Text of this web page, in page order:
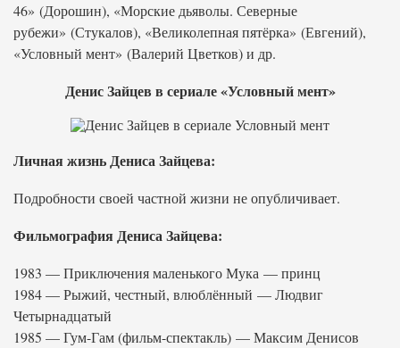
46» (Дорошин), «Морские дьяволы. Северные
рубежи» (Стукалов), «Великолепная пятёрка» (Евгений),
«Условный мент» (Валерий Цветков) и др.
Денис Зайцев в сериале «Условный мент»
Личная жизнь Дениса Зайцева:
Подробности своей частной жизни не опубличивает.
Фильмография Дениса Зайцева:
1983 — Приключения маленького Мука — принц
1984 — Рыжий, честный, влюблённый — Людвиг
Четырнадцатый
1985 — Гум-Гам (фильм-спектакль) — Максим Денисов